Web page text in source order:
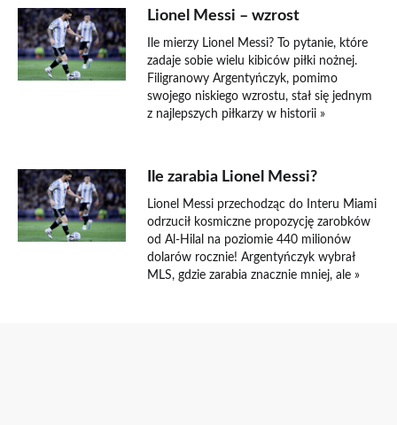
Lionel Messi – wzrost
Ile mierzy Lionel Messi? To pytanie, które
zadaje sobie wielu kibiców piłki nożnej.
Filigranowy Argentyńczyk, pomimo
swojego niskiego wzrostu, stał się jednym
z najlepszych piłkarzy w historii »
Ile zarabia Lionel Messi?
Lionel Messi przechodząc do Interu Miami
odrzucił kosmiczne propozycję zarobków
od Al-Hilal na poziomie 440 milionów
dolarów rocznie! Argentyńczyk wybrał
MLS, gdzie zarabia znacznie mniej, ale »